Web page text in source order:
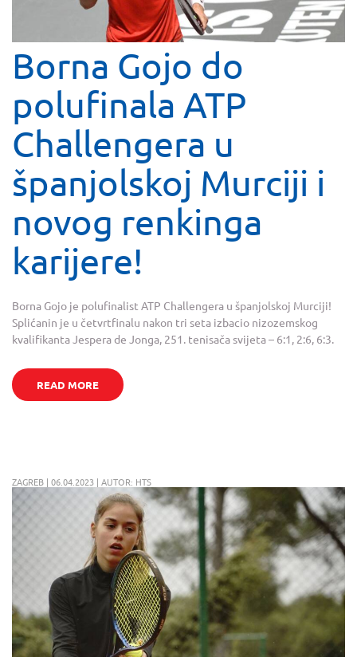
Borna Gojo do
polufinala ATP
Challengera u
španjolskoj Murciji i
novog renkinga
karijere!
Borna Gojo je polufinalist ATP Challengera u španjolskoj Murciji!
Splićanin je u četvrtfinalu nakon tri seta izbacio nizozemskog
kvalifikanta Jespera de Jonga, 251. tenisača svijeta – 6:1, 2:6, 6:3.
READ MORE
ZAGREB | 06.04.2023 | AUTOR: HTS